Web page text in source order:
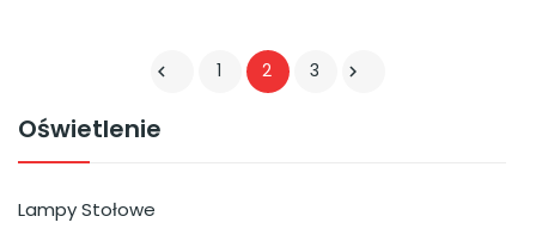
Oświetlenie
Lampy Stołowe
 1 2 3 